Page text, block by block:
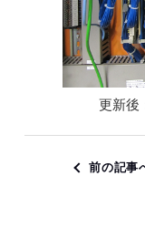
更新後
前の記事